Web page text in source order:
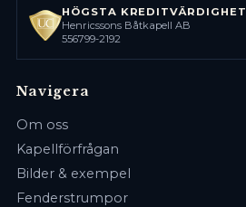
HÖGSTA KREDITVÄRDIGHET
Henricssons Båtkapell AB
556799-2192
Navigera
Om oss
Kapellförfrågan
Bilder & exempel
Fenderstrumpor